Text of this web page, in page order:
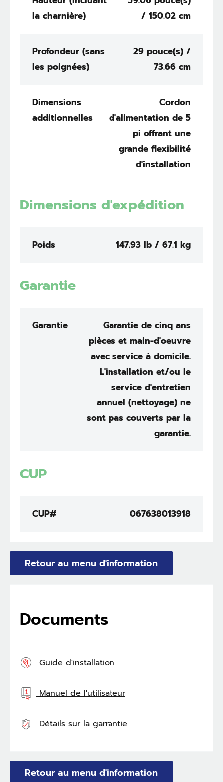
la charnière)
/ 150.02 cm
Profondeur (sans
les poignées)
29 pouce(s) /
73.66 cm
Dimensions
additionnelles
Cordon
d'alimentation de 5
pi offrant une
grande flexibilité
d'installation
Dimensions d'expédition
Poids 147.93 lb / 67.1 kg
Garantie
Garantie
Garantie de cinq ans
pièces et main-d'oeuvre
avec service à domicile.
L'installation et/ou le
service d'entretien
annuel (nettoyage) ne
sont pas couverts par la
garantie.
CUP
CUP# 067638013918
Retour au menu d'information
Documents
Guide d'installation
Manuel de l'utilisateur
Détails sur la garrantie
Retour au menu d'information